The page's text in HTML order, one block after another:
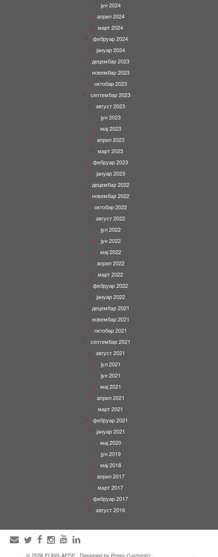
јун 2024
април 2024
март 2024
фебруар 2024
јануар 2024
децембар 2023
новембар 2023
октобар 2023
септембар 2023
август 2023
јун 2023
мај 2023
април 2023
март 2023
фебруар 2023
јануар 2023
децембар 2022
новембар 2022
октобар 2022
август 2022
јул 2022
јун 2022
мај 2022
април 2022
март 2022
фебруар 2022
јануар 2022
децембар 2021
новембар 2021
октобар 2021
септембар 2021
август 2021
јул 2021
јун 2021
мај 2021
април 2021
март 2021
фебруар 2021
јануар 2021
мај 2020
јун 2019
мај 2018
април 2017
март 2017
фебруар 2017
август 2016
· © 2026 EUNS-AEDE · Designed by Press Customizr · ·